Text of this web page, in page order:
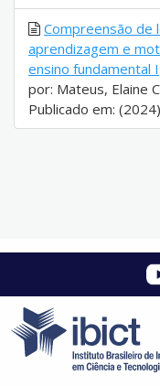
Compreensão de
aprendizagem e
ensino fundamental I
por: Mateus, Elaine
Publicado em: (2024)